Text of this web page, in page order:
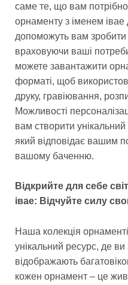
саме те, що вам
орнаменту з іменем івае
допоможуть вам зробити
враховуючи ваші
можете завантажити
форматі, щоб
друку, гравіювання,
Можливості
вам створити
який відповідає вашим
вашому баченню.
Відкрийте для себе
івае: Відчуйте силу
Наша колекція
унікальний ресурс, де
відображають
кожен орнамент – це жива